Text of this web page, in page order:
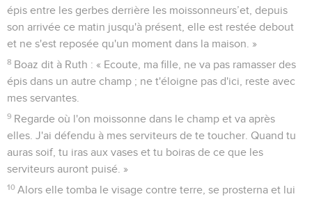
épis entre les gerbes derrière les moissonneurs’et, depuis
son arrivée ce matin jusqu'à présent, elle est restée debout
et ne s'est reposée qu'un moment dans la maison. »
8 Boaz dit à Ruth : « Ecoute, ma fille, ne va pas ramasser des
épis dans un autre champ ; ne t'éloigne pas d'ici, reste avec
mes servantes.
9 Regarde où l'on moissonne dans le champ et va après
elles. J'ai défendu à mes serviteurs de te toucher. Quand tu
auras soif, tu iras aux vases et tu boiras de ce que les
serviteurs auront puisé. »
10 Alors elle tomba le visage contre terre, se prosterna et lui